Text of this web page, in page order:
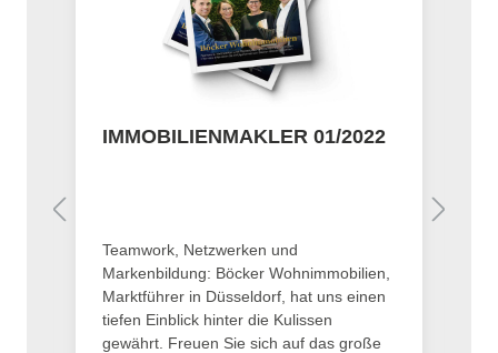
IMMOBILIENMAKLER 01/2022
Teamwork, Netzwerken und
Markenbildung: Böcker Wohnimmobilien,
Marktführer in Düsseldorf, hat uns einen
tiefen Einblick hinter die Kulissen
gewährt. Freuen Sie sich auf das große